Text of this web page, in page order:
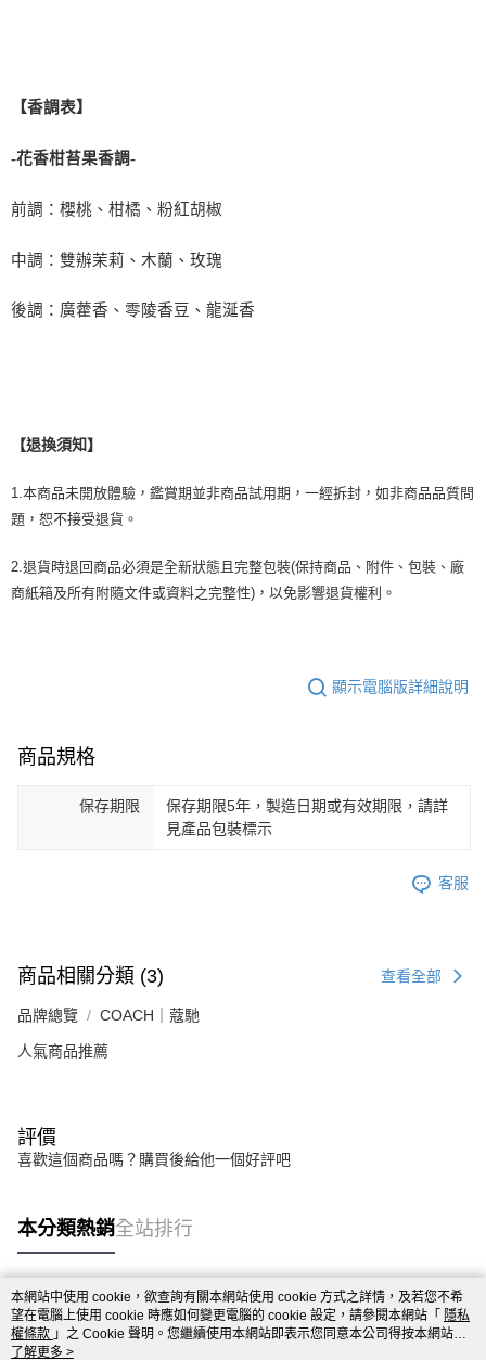
【香調表】
-花香柑苔果香調-
前調：櫻桃、柑橘、粉紅胡椒
中調：雙辦茉莉、木蘭、玫瑰
後調：廣藿香、零陵香豆、龍涎香
【退換須知】
1.本商品未開放體驗，鑑賞期並非商品試用期，一經拆封，如非商品品質問
題，恕不接受退貨。
2.退貨時退回商品必須是全新狀態且完整包裝(保持商品、附件、包裝、廠
商紙箱及所有附隨文件或資料之完整性)，以免影響退貨權利。
顯示電腦版詳細說明
商品規格
保存期限
保存期限5年，製造日期或有效期限，請詳
見產品包裝標示
客服
商品相關分類 (3) 查看全部
品牌總覽 COACH｜蔻馳
人氣商品推薦
評價
喜歡這個商品嗎？購買後給他一個好評吧
本分類熱銷全站排行
熱門標籤
本網站中使用 cookie，欲查詢有關本網站使用 cookie 方式之詳情，及若您不希
望在電腦上使用 cookie 時應如何變更電腦的 cookie 設定，請參閱本網站「 隱私
權條款 」之 Cookie 聲明。您繼續使用本網站即表示您同意本公司得按本網站使
用條款之 Cookie 聲明使用 cookie。
了解更多 >